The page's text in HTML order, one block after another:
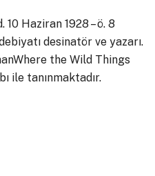
10 Haziran 1928 – ö. 8
desinatör ve yazarı.
Where the Wild Things
ile tanınmaktadır.